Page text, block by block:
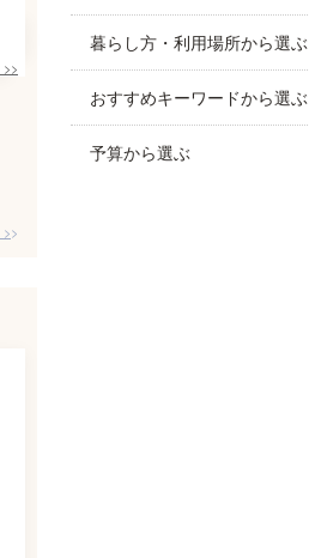
>>
>
暮らし方・利用場所から選ぶ
おすすめキーワードから選ぶ
予算から選ぶ